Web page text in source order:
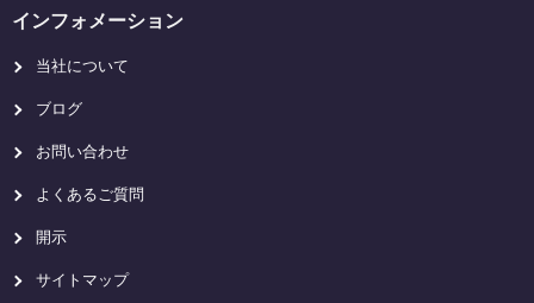
インフォメーション
当社について
ブログ
お問い合わせ
よくあるご質問
開示
サイトマップ